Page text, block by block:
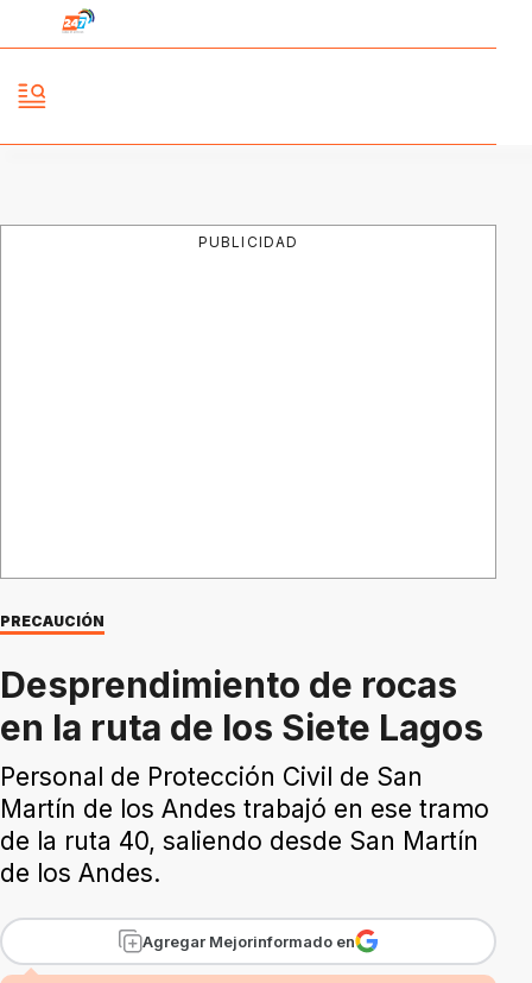
PUBLICIDAD
PRECAUCIÓN
Desprendimiento de rocas
en la ruta de los Siete Lagos
Personal de Protección Civil de San
Martín de los Andes trabajó en ese tramo
de la ruta 40, saliendo desde San Martín
de los Andes.
Agregar Mejorinformado en